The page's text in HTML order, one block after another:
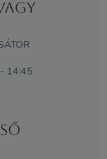
14:45